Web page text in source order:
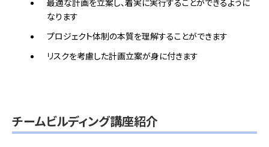
最適な計画を立案し、着実に実行することができるように
なります
プロジェクト体制の本質を理解することができます
リスクを考慮した計画立案が身に付きます
チームビルディング講座紹介